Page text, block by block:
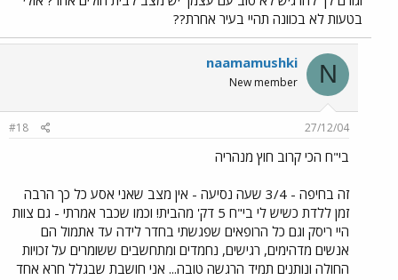
בטעות לא בכוונה תהיי בעיר אחרת??
N
naamamushki
New member
27/12/04
#18
בי"ח הכי קרוב חוץ מנהריה
זה בחיפה - 3/4 שעה נסיעה - אין מצב שאני אסע כל כך הרבה
זמן ללדת כשיש לי בי"ח 5 דק' מהבית! וכמו שכבר אמרתי - גם צוות
היי ריסק וגם כל הרופאים שפגשתי בחדר לידה עד אתמול הם
אנשים מדהימים, רגישים, נחמדים ומתחשבים ששומרים על זכויות
החולה ונותנים תמיד הרגשה טובה... אני חושבת שבגלל חרא אחד